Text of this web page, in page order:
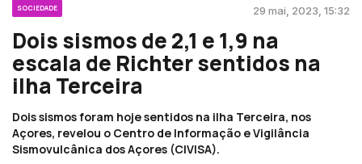
SOCIEDADE 29 mai, 2023, 15:32
Dois sismos de 2,1 e 1,9 na
escala de Richter sentidos na
ilha Terceira
Dois sismos foram hoje sentidos na ilha Terceira, nos
Açores, revelou o Centro de Informação e Vigilância
Sismovulcânica dos Açores (CIVISA).